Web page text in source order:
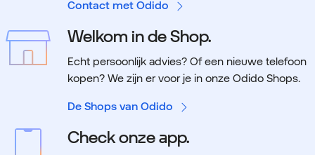
Contact met Odido
Welkom in de Shop.
Echt persoonlijk advies? Of een nieuwe telefoon
kopen? We zijn er voor je in onze Odido Shops.
De Shops van Odido
Check onze app.